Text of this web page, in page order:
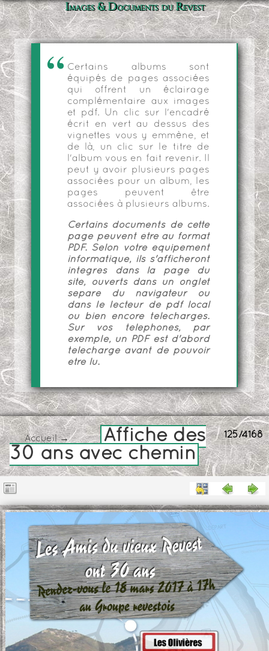
Images & Documents du Revest
Certains albums sont
équipés de pages associées
qui offrent un éclairage
complémentaire aux images
et pdf. Un clic sur l'encadré
écrit en vert au dessus des
vignettes vous y emmène, et
de là, un clic sur le titre de
l'album vous en fait revenir. Il
peut y avoir plusieurs pages
associées pour un album, les
pages peuvent être
associées à plusieurs albums.
Certains documents de cette
page peuvent être au format
PDF. Selon votre équipement
informatique, ils s'afficheront
intégrés dans la page du
site, ouverts dans un onglet
séparé du navigateur ou
dans le lecteur de pdf local
ou bien encore téléchargés.
Sur vos téléphones, par
exemple, un PDF est d'abord
téléchargé avant de pouvoir
être lu.
125/4168
Accueil→
Affiche des
30 ans avec chemin